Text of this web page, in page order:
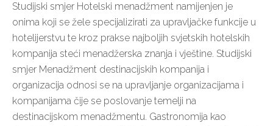
Studijski smjer Hotelski menadžment namijenjen je
onima koji se žele specijalizirati za upravljačke funkcije u
hotelijerstvu te kroz prakse najboljih svjetskih hotelskih
kompanija steći menadžerska znanja i vještine. Studijski
smjer Menadžment destinacijskih kompanija i
organizacija odnosi se na upravljanje organizacijama i
kompanijama čije se poslovanje temelji na
destinacijskom menadžmentu. Gastronomija kao